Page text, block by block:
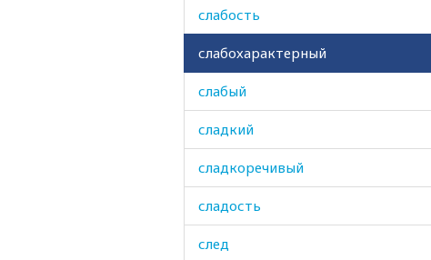
слабость
слабохарактерный
слабый
сладкий
сладкоречивый
сладость
след